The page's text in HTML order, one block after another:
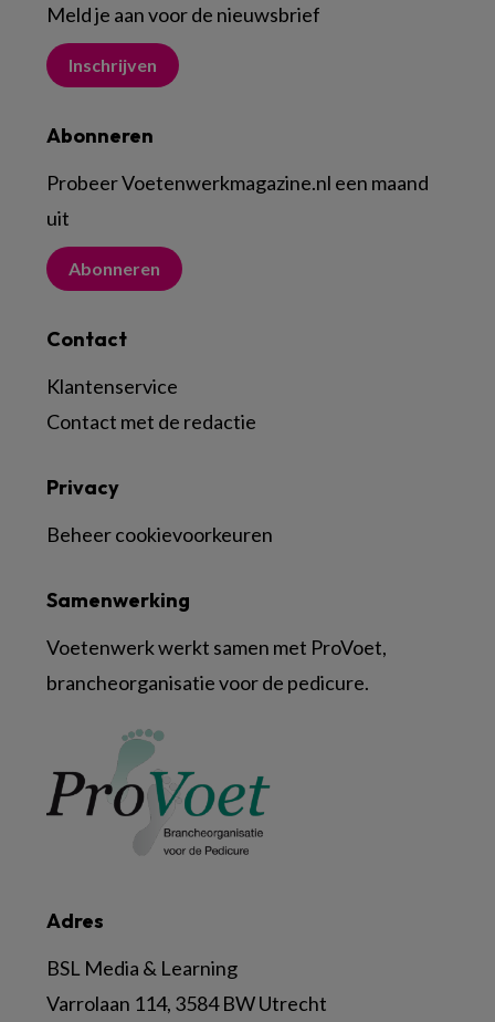
Meld je aan voor de nieuwsbrief
Inschrijven
Abonneren
Probeer Voetenwerkmagazine.nl een maand
uit
Abonneren
Contact
Klantenservice
Contact met de redactie
Adres
BSL Media & Learning
Varrolaan 114, 3584 BW Utrecht
Samenwerking
Voetenwerk werkt samen met ProVoet,
brancheorganisatie voor de pedicure.
Privacy
Beheer cookievoorkeuren